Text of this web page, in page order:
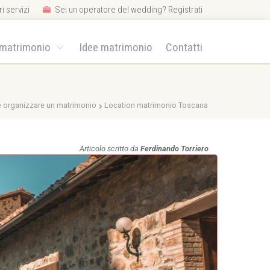
servizi Sei un operatore del wedding? Registrati
Idee matrimonio Contatti
organizzare un matrimonio Location matrimonio Toscana
Articolo scritto da Ferdinando Torriero